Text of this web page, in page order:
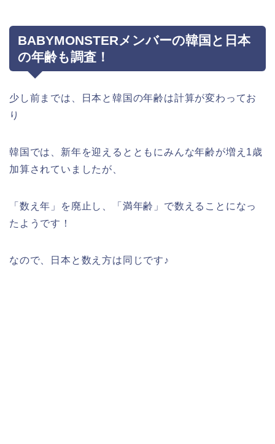
BABYMONSTERメンバーの韓国と日本
の年齢も調査！
少し前までは、日本と韓国の年齢は計算が変わってお
り
韓国では、新年を迎えるとともにみんな年齢が増え1歳
加算されていましたが、
「数え年」を廃止し、「満年齢」で数えることになっ
たようです！
なので、日本と数え方は同じです♪